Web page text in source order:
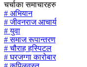
चर्चाका समाचारहरु
# अभियान
# जीवनराज आचार्य
# युवा
# समाज रूपान्तरण
# चौराह हस्पिटल
# घरजग्गा कारोबार